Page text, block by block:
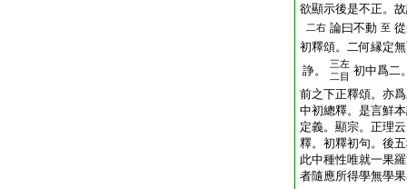
欲顯示後是不正。
二右 論曰不動 至
初釋頌。二何縁定
諍。
三左
二目 初中爲二
前之下正釋頌。亦
中初總釋。是言鮮
定義。顯宗。正理
釋。初釋初句。後
此中種性唯就一果
者隨應所得學無學